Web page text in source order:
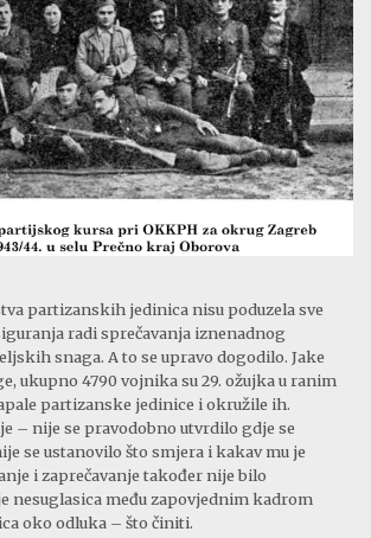
partizanskih jedinica nisu poduzela sve
radi sprečavanja iznenadnog
snaga. A to se upravo dogodilo. Jake
ukupno 4790 vojnika su 29. ožujka u ranim
partizanske jedinice i okružile ih.
– nije se pravodobno utvrdilo gdje se
se ustanovilo što smjera i kakav mu je
i zaprečavanje također nije bilo
nesuglasica među zapovjednim kadrom
oko odluka – što činiti.